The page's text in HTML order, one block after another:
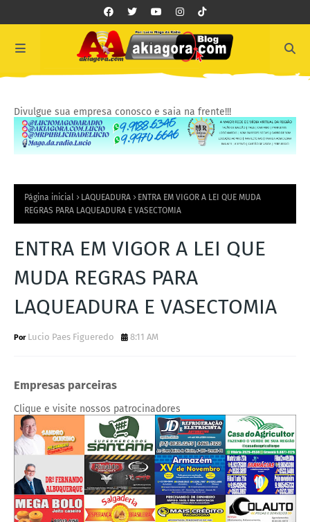
Divulgue sua empresa conosco e saia na frente!!!
Página inicial LAQUEADURA
ENTRA EM VIGOR A LEI QUE MUDA
REGRAS PARA LAQUEADURA E VASECTOMIA
ENTRA EM VIGOR A LEI QUE
MUDA REGRAS PARA
LAQUEADURA E VASECTOMIA
Lucio Paes Figueredo 8:11 AM
Empresas parceiras
Clique e visite nossos patrocinadores